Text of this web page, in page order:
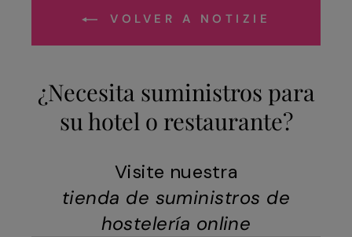
VOLVER A NOTIZIE
¿Necesita suministros para
su hotel o restaurante?
Visite nuestra
tienda de suministros de
hostelería online